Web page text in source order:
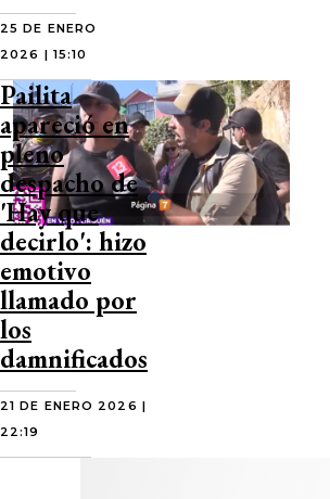
25 DE ENERO
2026 | 15:10
Pailita
apareció en
pleno
despacho de
'Hay que
decirlo': hizo
emotivo
llamado por
los
damnificados
21 DE ENERO 2026 |
22:19